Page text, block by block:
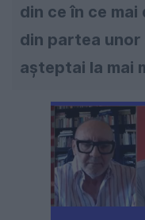
din ce în ce
din partea unor
așteptai la mai